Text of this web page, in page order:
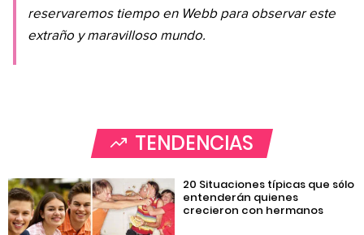
reservaremos tiempo en Webb para observar este
extraño y maravilloso mundo.
TENDENCIAS
20 Situaciones típicas que sólo
entenderán quienes
crecieron con hermanos